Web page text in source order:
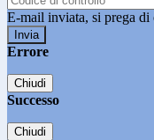
E-mail inviata, si prega di
Errore
Chiudi
Successo
Chiudi